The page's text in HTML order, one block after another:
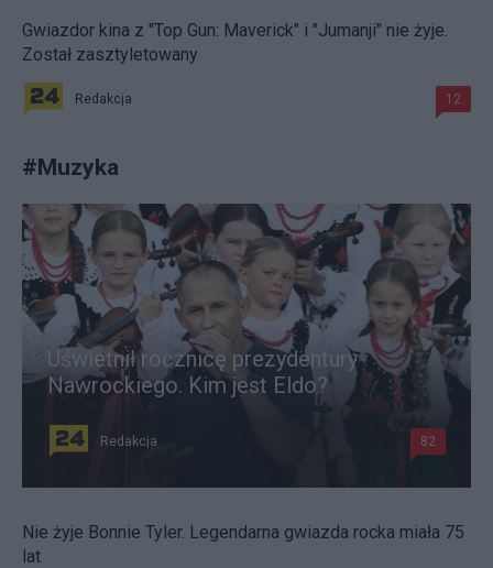
Gwiazdor kina z "Top Gun: Maverick" i "Jumanji" nie żyje.
Został zasztyletowany
Redakcja 12
#Muzyka
Uświetnił rocznicę prezydentury
Nawrockiego. Kim jest Eldo?
Redakcja 82
Nie żyje Bonnie Tyler. Legendarna gwiazda rocka miała 75
lat